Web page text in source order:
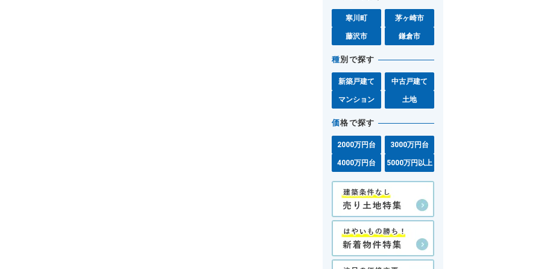
寒川町 茅ヶ崎市
藤沢市 鎌倉市
種別で探す
新築戸建て 中古戸建て
マンション 土地
価格で探す
2000万円台 3000万円台
4000万円台 5000万円以上